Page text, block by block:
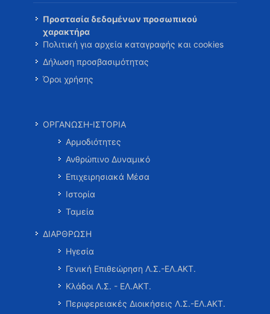
Προστασία δεδομένων προσωπικού
χαρακτήρα
Πολιτική για αρχεία καταγραφής και cookies
Δήλωση προσβασιμότητας
Όροι χρήσης
ΟΡΓΑΝΩΣΗ-ΙΣΤΟΡΙΑ
Αρμοδιότητες
Ανθρώπινο Δυναμικό
Επιχειρησιακά Μέσα
Ιστορία
Ταμεία
ΔΙΑΡΘΡΩΣΗ
Ηγεσία
Γενική Επιθεώρηση Λ.Σ.-ΕΛ.ΑΚΤ.
Κλάδοι Λ.Σ. - ΕΛ.ΑΚΤ.
Περιφερειακές Διοικήσεις Λ.Σ.-ΕΛ.ΑΚΤ.